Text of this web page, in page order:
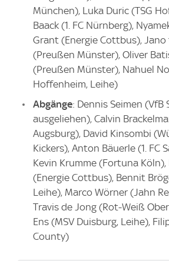
München), Luka Duric (TSG
Baack (1. FC Nürnberg),
Grant (Energie Cottbus),
(Preußen Münster), Oliver
(Preußen Münster), Nahuel
Hoffenheim, Leihe)
Abgänge: Dennis Seimen
ausgeliehen), Calvin
Augsburg), David Kinsombi
Kickers), Anton Bäuerle (1. FC
Kevin Krumme (Fortuna Köln),
(Energie Cottbus), Bennit
Leihe), Marco Wörner (Jahn
Travis de Jong (Rot-Weiß
Ens (MSV Duisburg, Leihe),
County)